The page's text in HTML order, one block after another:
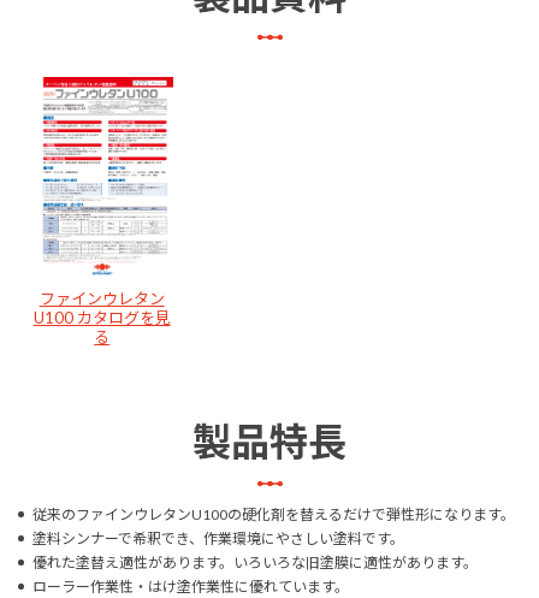
ファインウレタン
U100 カタログを見
る
製品特長
従来のファインウレタンU100の硬化剤を替えるだけで弾性形になります。
塗料シンナーで希釈でき、作業環境にやさしい塗料です。
優れた塗替え適性があります。いろいろな旧塗膜に適性があります。
ローラー作業性・はけ塗作業性に優れています。